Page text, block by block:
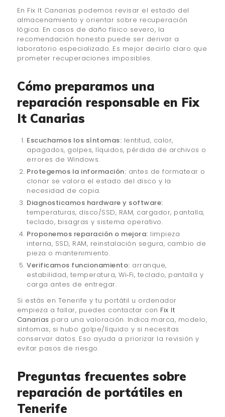
En Fix It Canarias podemos revisar el estado del
almacenamiento y orientar sobre recuperación
lógica. En casos de daño físico severo, la
recomendación honesta puede ser derivar a
laboratorio especializado. Es mejor decirlo claro que
prometer recuperaciones imposibles.
Cómo preparamos una
reparación responsable en Fix
It Canarias
Escuchamos los síntomas: lentitud, calor,
apagados, golpes, líquidos, pérdida de archivos o
errores de Windows.
Protegemos la información: antes de formatear o
clonar se valora el estado del disco y la
necesidad de copia.
Diagnosticamos hardware y software:
temperaturas, disco/SSD, RAM, cargador, pantalla,
teclado, bisagras y sistema operativo.
Proponemos reparación o mejora: limpieza
interna, SSD, RAM, reinstalación segura, cambio de
pieza o mantenimiento.
Verificamos funcionamiento: arranque,
estabilidad, temperatura, Wi‑Fi, teclado, pantalla y
carga antes de entregar.
Si estás en Tenerife y tu portátil u ordenador
empieza a fallar, puedes contactar con Fix It
Canarias para una valoración. Indica marca, modelo,
síntomas, si hubo golpe/líquido y si necesitas
conservar datos. Eso ayuda a priorizar la revisión y
evitar pasos de riesgo.
Preguntas frecuentes sobre
reparación de portátiles en
Tenerife